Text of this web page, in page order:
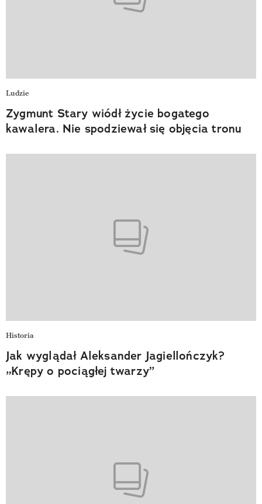
Ludzie
Zygmunt Stary wiódł życie bogatego
kawalera. Nie spodziewał się objęcia tronu
Historia
Jak wyglądał Aleksander Jagiellończyk?
„Krępy o pociągłej twarzy”